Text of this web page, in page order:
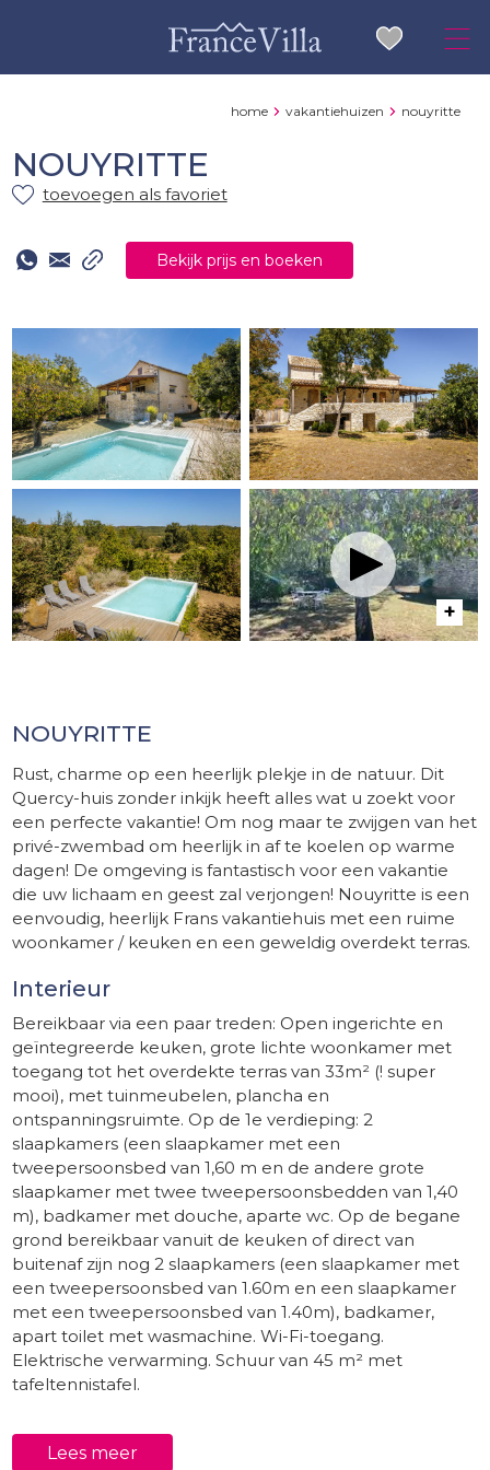
home vakantiehuizen nouyritte
NOUYRITTE
toevoegen als favoriet
Bekijk prijs en boeken
NOUYRITTE
Rust, charme op een heerlijk plekje in de natuur. Dit
Quercy-huis zonder inkijk heeft alles wat u zoekt voor
een perfecte vakantie! Om nog maar te zwijgen van het
privé-zwembad om heerlijk in af te koelen op warme
dagen! De omgeving is fantastisch voor een vakantie
die uw lichaam en geest zal verjongen! Nouyritte is een
eenvoudig, heerlijk Frans vakantiehuis met een ruime
woonkamer / keuken en een geweldig overdekt terras.
Interieur
Bereikbaar via een paar treden: Open ingerichte en
geïntegreerde keuken, grote lichte woonkamer met
toegang tot het overdekte terras van 33m² (! super
mooi), met tuinmeubelen, plancha en
ontspanningsruimte. Op de 1e verdieping: 2
slaapkamers (een slaapkamer met een
tweepersoonsbed van 1,60 m en de andere grote
slaapkamer met twee tweepersoonsbedden van 1,40
m), badkamer met douche, aparte wc. Op de begane
grond bereikbaar vanuit de keuken of direct van
buitenaf zijn nog 2 slaapkamers (een slaapkamer met
een tweepersoonsbed van 1.60m en een slaapkamer
met een tweepersoonsbed van 1.40m), badkamer,
apart toilet met wasmachine. Wi-Fi-toegang.
Elektrische verwarming. Schuur van 45 m² met
tafeltennistafel.
Buiten
Nouyritte heeft een mooie privétuin van 1500m² met
Lees meer